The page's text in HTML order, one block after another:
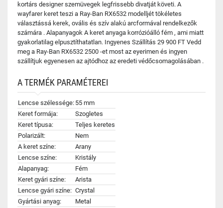
kortárs designer szemüvegek legfrissebb divatját követi. A
wayfarer keret teszi a Ray-Ban RX6532 modelljét tökéletes
választássá kerek, ovális és szív alakú arcformával rendelkezők
számára . Alapanyagok A keret anyaga korrózióálló fém , ami miatt
gyakorlatilag elpusztíthatatlan. Ingyenes Szállítás 29 900 FT Vedd
meg a Ray-Ban RX6532 2500 -et most az eyerimen és ingyen
szállítjuk egyenesen az ajtódhoz az eredeti védőcsomagolásában .
A TERMÉK PARAMÉTEREI
Lencse szélessége: 55 mm
Keret formája:
Szogletes
Keret típusa:
Teljes keretes
Polarizált:
Nem
A keret színe:
Arany
Lencse színe:
Kristály
Alapanyag:
Fém
Keret gyári színe:
Arista
Lencse gyári színe: Crystal
Gyártási anyag:
Metal